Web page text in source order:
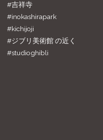
#吉祥寺
#inokashirapark
#kichijoji
#ジブリ美術館 の近く
#studioghibli